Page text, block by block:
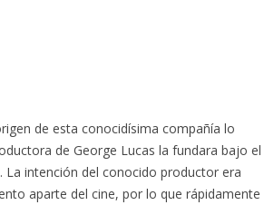
de esta conocidísima compañía lo
de George Lucas la fundara bajo el
intención del conocido productor era
aparte del cine, por lo que rápidamente